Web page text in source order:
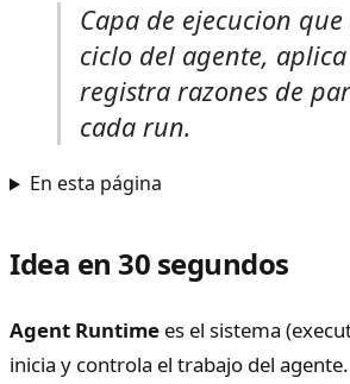
Capa de ejecucion
ciclo del agente,
registra razones de
cada run.
En esta página
Idea en 30 segundos
Agent Runtime es el sistema
inicia y controla el trabajo del